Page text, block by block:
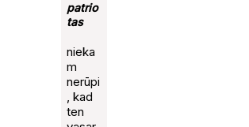
patrio
tas
nieka
m
nerūpi
, kad
ten